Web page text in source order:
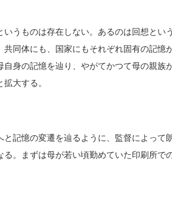
うものは存在しない。あるのは回想とい
同体にも、国家にもそれぞれ固有の記
身の記憶を辿り、やがてかつて母の親族
大する。
記憶の変遷を辿るように、監督によって
。まずは母が若い頃勤めていた印刷所で